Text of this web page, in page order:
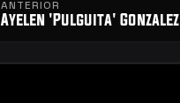
ANTERIOR
Ayelen 'Pulguita' Gonzalez